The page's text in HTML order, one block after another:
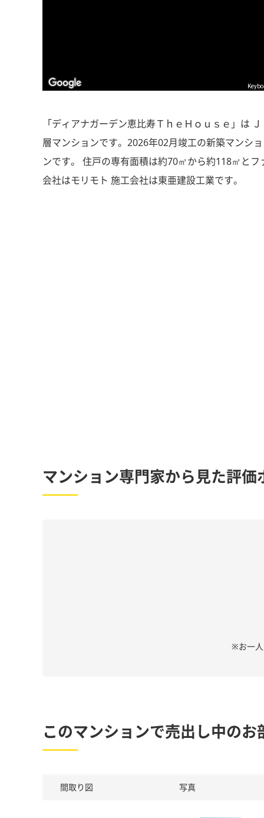
「ディアナガーデン恵比寿ＴｈｅＨｏｕｓｅ」は
層マンションです。2026年02月竣工の新築マンシ
ンです。 住戸の専有面積は約70㎡から約118㎡と
会社はモリモト 施工会社は東亜建設工業です。
マンション専門家から見た評価
※お一人
このマンションで売出し中のお
間取り図 写真